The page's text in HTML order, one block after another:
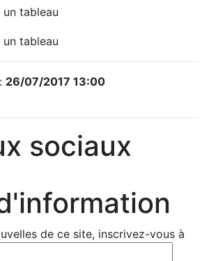
tableau
tableau
26/07/2017 13:00
sociaux
de ce site, inscrivez-vous à